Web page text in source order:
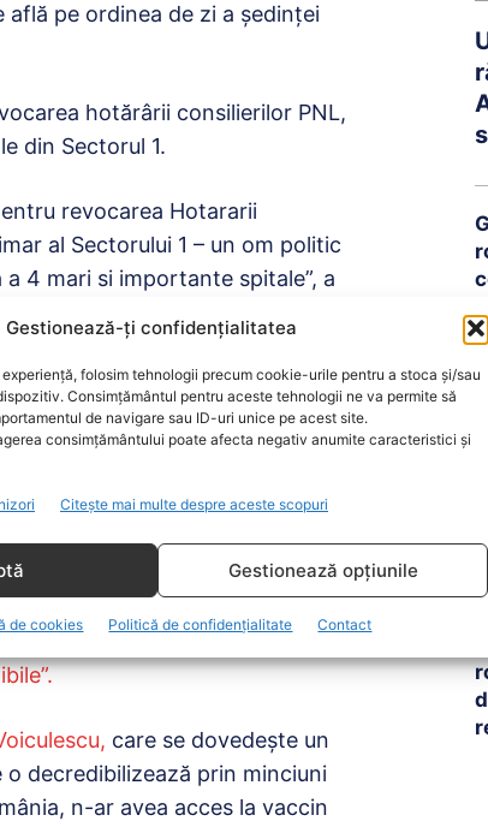
Gestionează-ți confidențialitatea
folosim tehnologii precum cookie-urile pentru a stoca și/sau
Consimțământul pentru aceste tehnologii ne va permite să
de navigare sau ID-uri unice pe acest site.
consimțământului poate afecta negativ anumite caracteristici și
Citește mai multe despre aceste scopuri
Gestionează opțiunile
de cookies Politică de confidențialitate Contact
pe ordinea de zi a ședinței
hotărârii consilierilor PNL,
din Sectorul 1.
revocarea Hotararii
al Sectorului 1 – un om politic
4 mari si importante spitale”, a
Bucuresti, în functie de
diagnosticati si tratati la aceste
politici fārā pic
Firea pe Facebook.
Vlad Voiculescu
de vaccinare” împortiva
care se dovedeşte un
decredibilizează prin minciuni
n-ar avea acces la vaccin